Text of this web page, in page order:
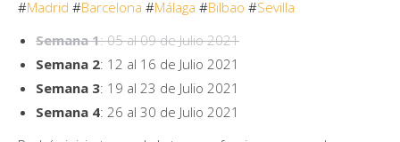
#Madrid #Barcelona #Málaga #Bilbao #Sevilla
Semana 1: 05 al 09 de Julio 2021
Semana 2: 12 al 16 de Julio 2021
Semana 3: 19 al 23 de Julio 2021
Semana 4: 26 al 30 de Julio 2021